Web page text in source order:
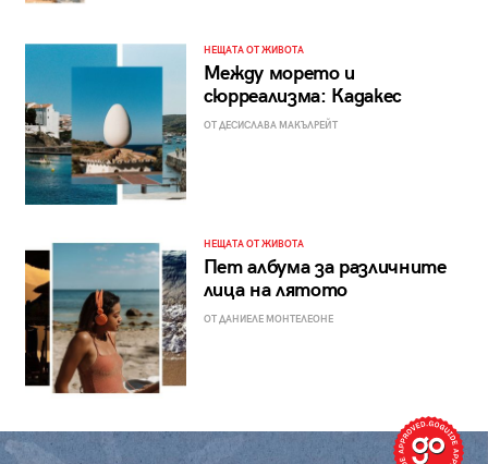
НЕЩАТА ОТ ЖИВОТА
Между морето и
сюрреализма: Кадакес
ОТ ДЕСИСЛАВА МАКЪЛРЕЙТ
НЕЩАТА ОТ ЖИВОТА
Пет албума за различните
лица на лятото
ОТ ДАНИЕЛЕ МОНТЕЛЕОНЕ